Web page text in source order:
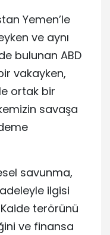
Yemen’le
ve aynı
bulunan ABD
vakayken,
ortak bir
savaşa
savunma,
ilgisi
terörünü
ve finansa